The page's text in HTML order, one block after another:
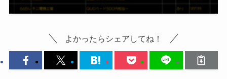
よかったらシェアしてね！